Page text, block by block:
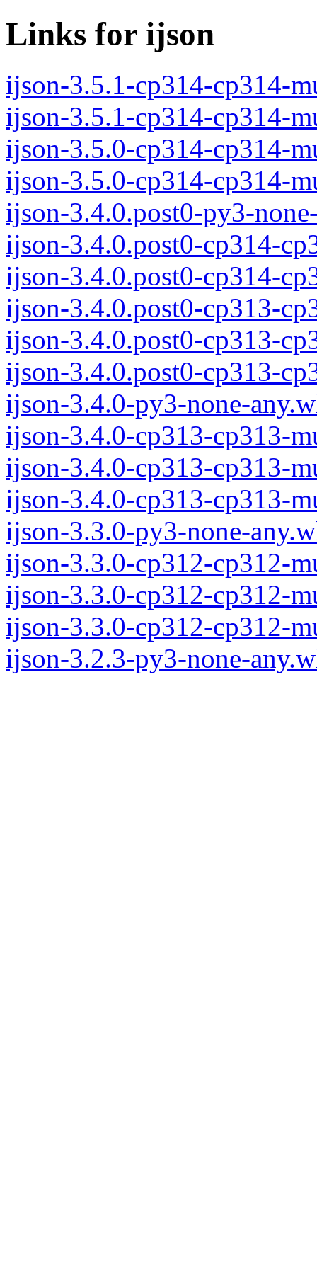
Links for ijson
ijson-3.5.1-cp314-cp314-
ijson-3.5.1-cp314-cp314-
ijson-3.5.0-cp314-cp314-
ijson-3.5.0-cp314-cp314-
ijson-3.4.0.post0-py3-
ijson-3.4.0.post0-cp314-
ijson-3.4.0.post0-cp314-
ijson-3.4.0.post0-cp313-
ijson-3.4.0.post0-cp313-
ijson-3.4.0.post0-cp313-
ijson-3.4.0-py3-none-
ijson-3.4.0-cp313-cp313-
ijson-3.4.0-cp313-cp313-
ijson-3.4.0-cp313-cp313-
ijson-3.3.0-py3-none-
ijson-3.3.0-cp312-cp312-
ijson-3.3.0-cp312-cp312-
ijson-3.3.0-cp312-cp312-
ijson-3.2.3-py3-none-